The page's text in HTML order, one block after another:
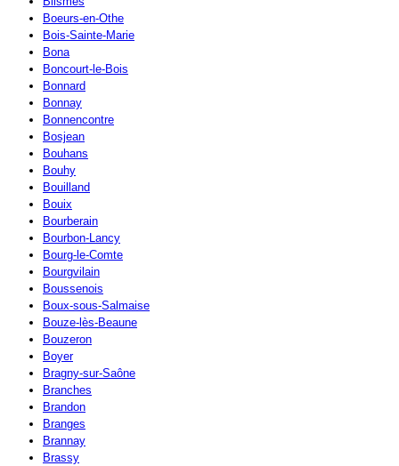
Boeurs-en-Othe
Bois-Sainte-Marie
Bona
Boncourt-le-Bois
Bonnard
Bonnay
Bonnencontre
Bosjean
Bouhans
Bouhy
Bouilland
Bouix
Bourberain
Bourbon-Lancy
Bourg-le-Comte
Bourgvilain
Boussenois
Boux-sous-Salmaise
Bouze-lès-Beaune
Bouzeron
Boyer
Bragny-sur-Saône
Branches
Brandon
Branges
Brannay
Brassy